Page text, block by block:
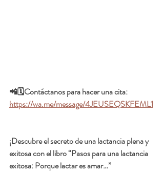
📲🗓️Contáctanos para hacer una cita:
https://wa.me/message/4JEUSEQSKFEML1
¡Descubre el secreto de una lactancia plena y
exitosa con el libro “Pasos para una lactancia
exitosa: Porque lactar es amar…”